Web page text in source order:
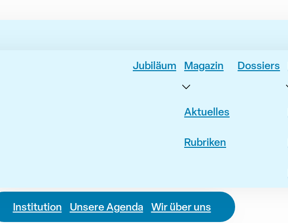
Jubiläum Magazin
Aktuelles
Rubriken
Dossiers
Institution Unsere Agenda Wir über uns